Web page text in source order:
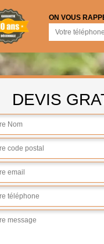
ON VOUS
DEVIS